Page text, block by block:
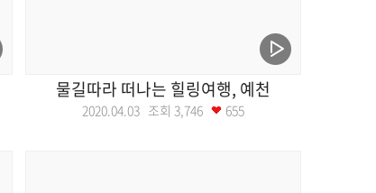
물길따라 떠나는 힐링여행, 예천
2020.04.03 조회 3,746 655